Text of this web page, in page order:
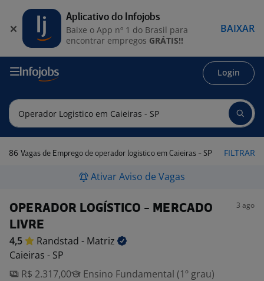
Login
86 Vagas de Emprego de operador logistico em Caieiras - SP FILTRAR
Ativar Aviso de Vagas
OPERADOR LOGÍSTICO - MERCADO
LIVRE
3 ago
4,5 Randstad - Matriz
Caieiras - SP
R$ 2.317,00
Ensino Fundamental (1º grau)
Aplicativo do Infojobs
Baixe o App nº 1 do Brasil para
encontrar empregos GRÁTIS!!
BAIXAR